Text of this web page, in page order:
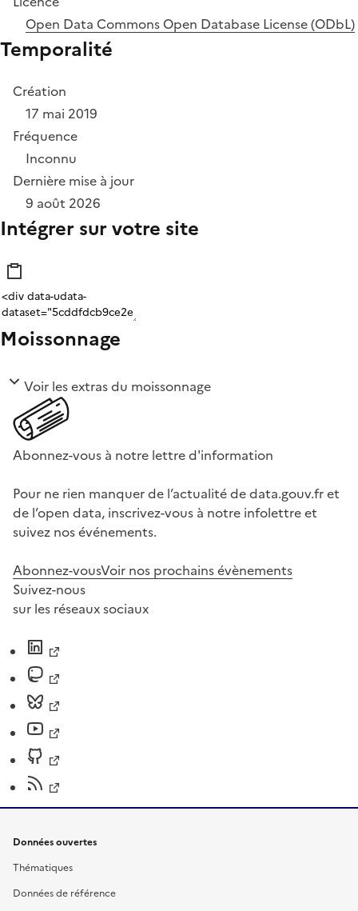
Open Data Commons Open Database License (ODbL)
Temporalité
Création
17 mai 2019
Fréquence
Inconnu
Dernière mise à jour
9 août 2026
Intégrer sur votre site
Moissonnage
Voir les extras du moissonnage
Abonnez-vous à notre lettre d'information
Pour ne rien manquer de l’actualité de data.gouv.fr et
de l’open data, inscrivez-vous à notre infolettre et
suivez nos événements.
Abonnez-vousVoir nos prochains évènements
Suivez-nous
sur les réseaux sociaux
Données ouvertes
Thématiques
Données de référence